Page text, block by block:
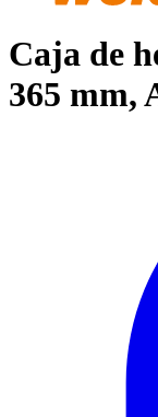
Caja de
365 mm,